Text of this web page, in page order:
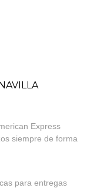
Express
siempre de forma
para entregas